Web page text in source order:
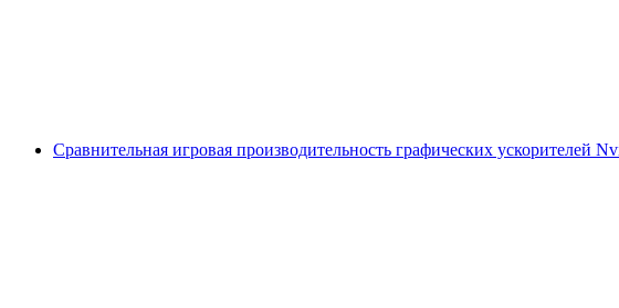
Сравнительная игровая производительность графических ускорителей